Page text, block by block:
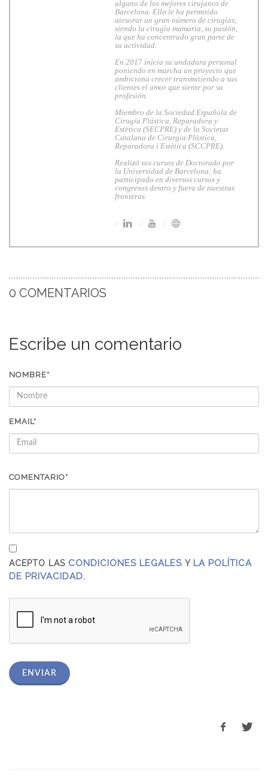
alguno de los mejores cirujanos de
Barcelona. Ello le ha permitido
atesorar un gran número de cirugías;
siendo la cirugía mamaria, su pasión,
la que ha concentrado gran parte de
su actividad.
En 2017 inicia su andadura personal
poniendo en marcha un proyecto que
ambiciona crecer transmitiendo a sus
clientes el amor que siente por su
profesión.
Miembro de la Sociedad Española de
Cirugía Plástica, Reparadora y
Estética (SECPRE) y de la Societat
Catalana de Cirurgia Plàstica,
Reparadora i Estètica (SCCPRE).
Realizó sus cursos de Doctorado por
la Universidad de Barcelona; ha
participado en diversos cursos y
congresos dentro y fuera de nuestras
fronteras.
0 COMENTARIOS
Escribe un comentario
NOMBRE*
EMAIL*
COMENTARIO*
ACEPTO LAS CONDICIONES LEGALES Y LA POLÍTICA
DE PRIVACIDAD.
ENVIAR